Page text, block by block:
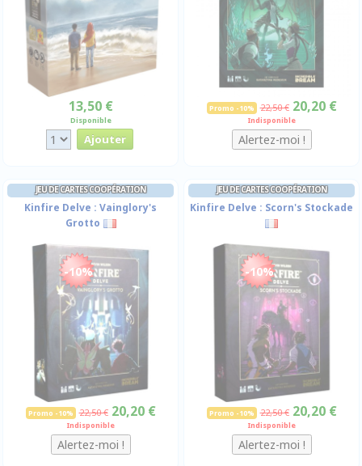
13,50 €
Disponible
Promo -10% 22,50 € 20,20 €
Indisponible
JEU DE CARTES COOPÉRATION
Kinfire Delve : Vainglory's
Grotto
-10%
Promo -10% 22,50 € 20,20 €
Indisponible
JEU DE CARTES COOPÉRATION
Kinfire Delve : Scorn's Stockade
-10%
Promo -10% 22,50 € 20,20 €
Indisponible